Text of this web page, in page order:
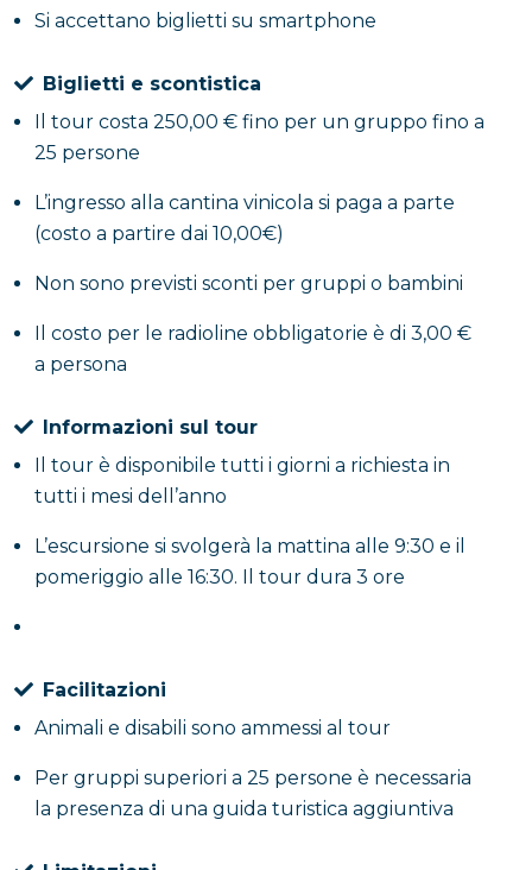
Si accettano biglietti su smartphone
Biglietti e scontistica
Il tour costa 250,00 € fino per un gruppo fino a
25 persone
L’ingresso alla cantina vinicola si paga a parte
(costo a partire dai 10,00€)
Non sono previsti sconti per gruppi o bambini
Il costo per le radioline obbligatorie è di 3,00 €
a persona
Informazioni sul tour
Il tour è disponibile tutti i giorni a richiesta in
tutti i mesi dell’anno
L’escursione si svolgerà la mattina alle 9:30 e il
pomeriggio alle 16:30. Il tour dura 3 ore
Facilitazioni
Animali e disabili sono ammessi al tour
Per gruppi superiori a 25 persone è necessaria
la presenza di una guida turistica aggiuntiva